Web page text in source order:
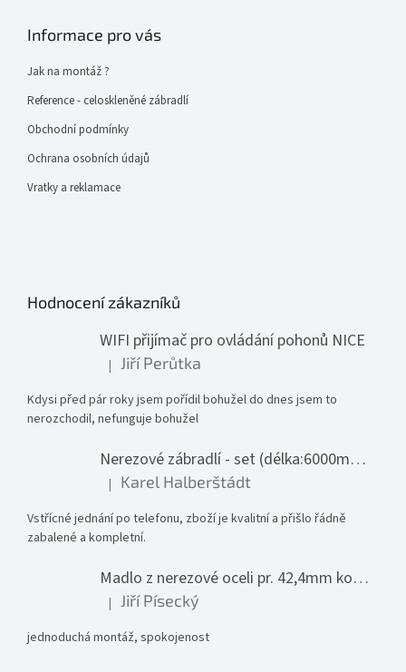
Informace pro vás
Jak na montáž ?
Reference - celoskleněné zábradlí
Obchodní podmínky
Ochrana osobních údajů
Vratky a reklamace
Hodnocení zákazníků
WIFI přijímač pro ovládání pohonů NICE
Hodnocení produktu je 1 z 5 hvězdiček.
| Jiří Perůtka
Kdysi před pár roky jsem pořídil bohužel do dnes jsem to
nerozchodil, nefunguje bohužel
Nerezové zábradlí - set (délka:6000mm x výška:1000mm)
Hodnocení produktu je 5 z 5 hvězdiček.
| Karel Halberštádt
Vstřícné jednání po telefonu, zboží je kvalitní a přišlo řádně
zabalené a kompletní.
Madlo z nerezové oceli pr. 42,4mm komplet - model 0116 - 3000mm
Hodnocení produktu je 5 z 5 hvězdiček.
| Jiří Písecký
jednoduchá montáž, spokojenost